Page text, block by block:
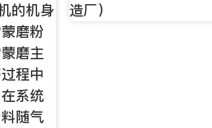
的机身
磨粉
磨主
程中
系统
随气
造厂）